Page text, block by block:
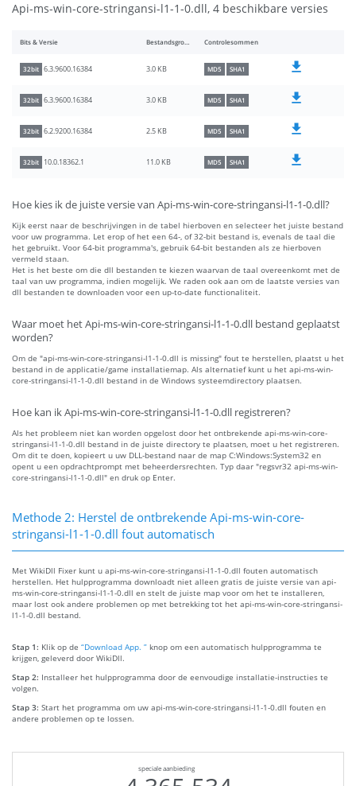
Api-ms-win-core-stringansi-l1-1-0.dll, 4 beschikbare versies
Bits & Versie Bestandsgrootte Controlesommen
32bit 6.3.9600.16384 3.0 KB MD5 SHA1
32bit 6.3.9600.16384 3.0 KB MD5 SHA1
32bit 6.2.9200.16384 2.5 KB MD5 SHA1
32bit 10.0.18362.1 11.0 KB MD5 SHA1
Hoe kies ik de juiste versie van Api-ms-win-core-stringansi-l1-1-0.dll?
Kijk eerst naar de beschrijvingen in de tabel hierboven en selecteer het juiste bestand
voor uw programma. Let erop of het een 64-, of 32-bit bestand is, evenals de taal die
het gebruikt. Voor 64-bit programma's, gebruik 64-bit bestanden als ze hierboven
vermeld staan.
Het is het beste om die dll bestanden te kiezen waarvan de taal overeenkomt met de
taal van uw programma, indien mogelijk. We raden ook aan om de laatste versies van
dll bestanden te downloaden voor een up-to-date functionaliteit.
Waar moet het Api-ms-win-core-stringansi-l1-1-0.dll bestand geplaatst
worden?
Om de "api-ms-win-core-stringansi-l1-1-0.dll is missing" fout te herstellen, plaatst u het
bestand in de applicatie/game installatiemap. Als alternatief kunt u het api-ms-win-
core-stringansi-l1-1-0.dll bestand in de Windows systeemdirectory plaatsen.
Hoe kan ik Api-ms-win-core-stringansi-l1-1-0.dll registreren?
Als het probleem niet kan worden opgelost door het ontbrekende api-ms-win-core-
stringansi-l1-1-0.dll bestand in de juiste directory te plaatsen, moet u het registreren.
Om dit te doen, kopieert u uw DLL-bestand naar de map C:Windows:System32 en
opent u een opdrachtprompt met beheerdersrechten. Typ daar "regsvr32 api-ms-win-
core-stringansi-l1-1-0.dll" en druk op Enter.
Methode 2: Herstel de ontbrekende Api-ms-win-core-
stringansi-l1-1-0.dll fout automatisch
Met WikiDll Fixer kunt u api-ms-win-core-stringansi-l1-1-0.dll fouten automatisch
herstellen. Het hulpprogramma downloadt niet alleen gratis de juiste versie van api-
ms-win-core-stringansi-l1-1-0.dll en stelt de juiste map voor om het te installeren,
maar lost ook andere problemen op met betrekking tot het api-ms-win-core-stringansi-
l1-1-0.dll bestand.
Stap 1: Klik op de “Download App. ” knop om een automatisch hulpprogramma te
krijgen, geleverd door WikiDll.
Stap 2: Installeer het hulpprogramma door de eenvoudige installatie-instructies te
volgen.
Stap 3: Start het programma om uw api-ms-win-core-stringansi-l1-1-0.dll fouten en
andere problemen op te lossen.
speciale aanbieding